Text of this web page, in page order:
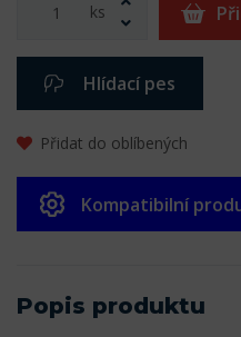
ks
Hlídací pes
Přidat do oblíbených
Kompatibilní
Popis produktu